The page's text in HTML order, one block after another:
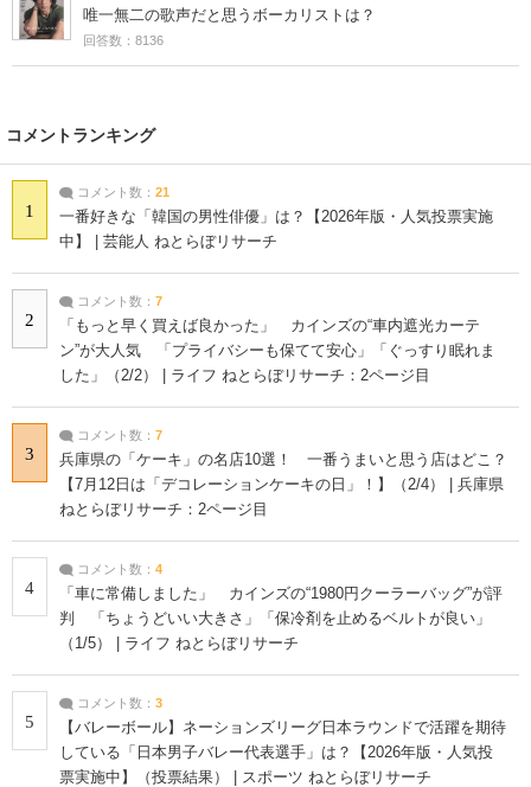
唯一無二の歌声だと思うボーカリストは？
回答数：8136
コメントランキング
1
コメント数： 21
一番好きな「韓国の男性俳優」は？【2026年版・人気投票実施
中】 | 芸能人 ねとらぼリサーチ
2
コメント数： 7
「もっと早く買えば良かった」 カインズの“車内遮光カーテ
ン”が大人気 「プライバシーも保てて安心」「ぐっすり眠れま
した」（2/2） | ライフ ねとらぼリサーチ：2ページ目
3
コメント数： 7
兵庫県の「ケーキ」の名店10選！ 一番うまいと思う店はどこ？
【7月12日は「デコレーションケーキの日」！】（2/4） | 兵庫県
ねとらぼリサーチ：2ページ目
4
コメント数： 4
「車に常備しました」 カインズの“1980円クーラーバッグ”が評
判 「ちょうどいい大きさ」「保冷剤を止めるベルトが良い」
（1/5） | ライフ ねとらぼリサーチ
5
コメント数： 3
【バレーボール】ネーションズリーグ日本ラウンドで活躍を期待
している「日本男子バレー代表選手」は？【2026年版・人気投
票実施中】（投票結果） | スポーツ ねとらぼリサーチ